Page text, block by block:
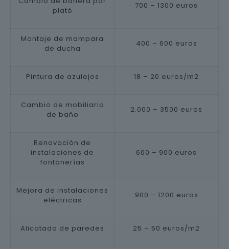
plató
700 – 1300 euros
Montaje de mampara
de ducha
400 – 600 euros
Pintura de azulejos 18 – 20 euros/m2
Cambio de mobiliario
de baño
2.000 – 3500 euros
Renovación de
instalaciones de
fontanerías
600 – 900 euros
Mejora de instalaciones
eléctricas
900 – 1200 euros
Alicatado de paredes 25 – 50 euros/m2